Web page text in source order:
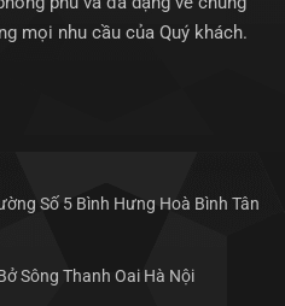
mọi nhu cầu của Quý khách.
Số 5 Bình Hưng Hoà Bình Tân
Sông Thanh Oai Hà Nội